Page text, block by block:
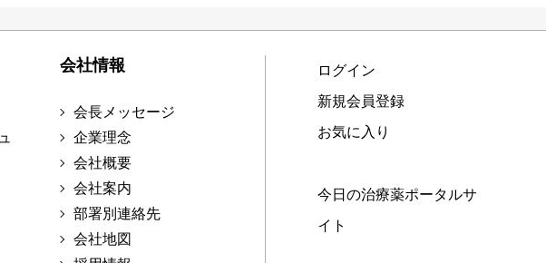
会社情報
会長メッセージ
企業理念
会社概要
会社案内
部署別連絡先
会社地図
ログイン
新規会員登録
お気に入り
今日の治療薬ポータルサ
イト